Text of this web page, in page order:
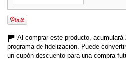
Al comprar este producto, acumulará
programa de fidelización. Puede convertir
un cupón descuento para una compra